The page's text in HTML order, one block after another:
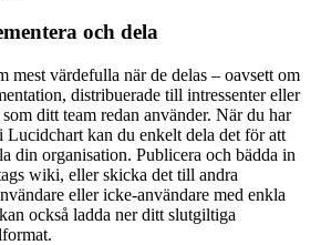
och dela
mest värdefulla när de delas – oavsett om
distribuerade till intressenter eller
ditt team redan använder. När du har
Lucidchart kan du enkelt dela det för att
din organisation. Publicera och bädda in
wiki, eller skicka det till andra
eller icke-användare med enkla
också ladda ner ditt slutgiltiga